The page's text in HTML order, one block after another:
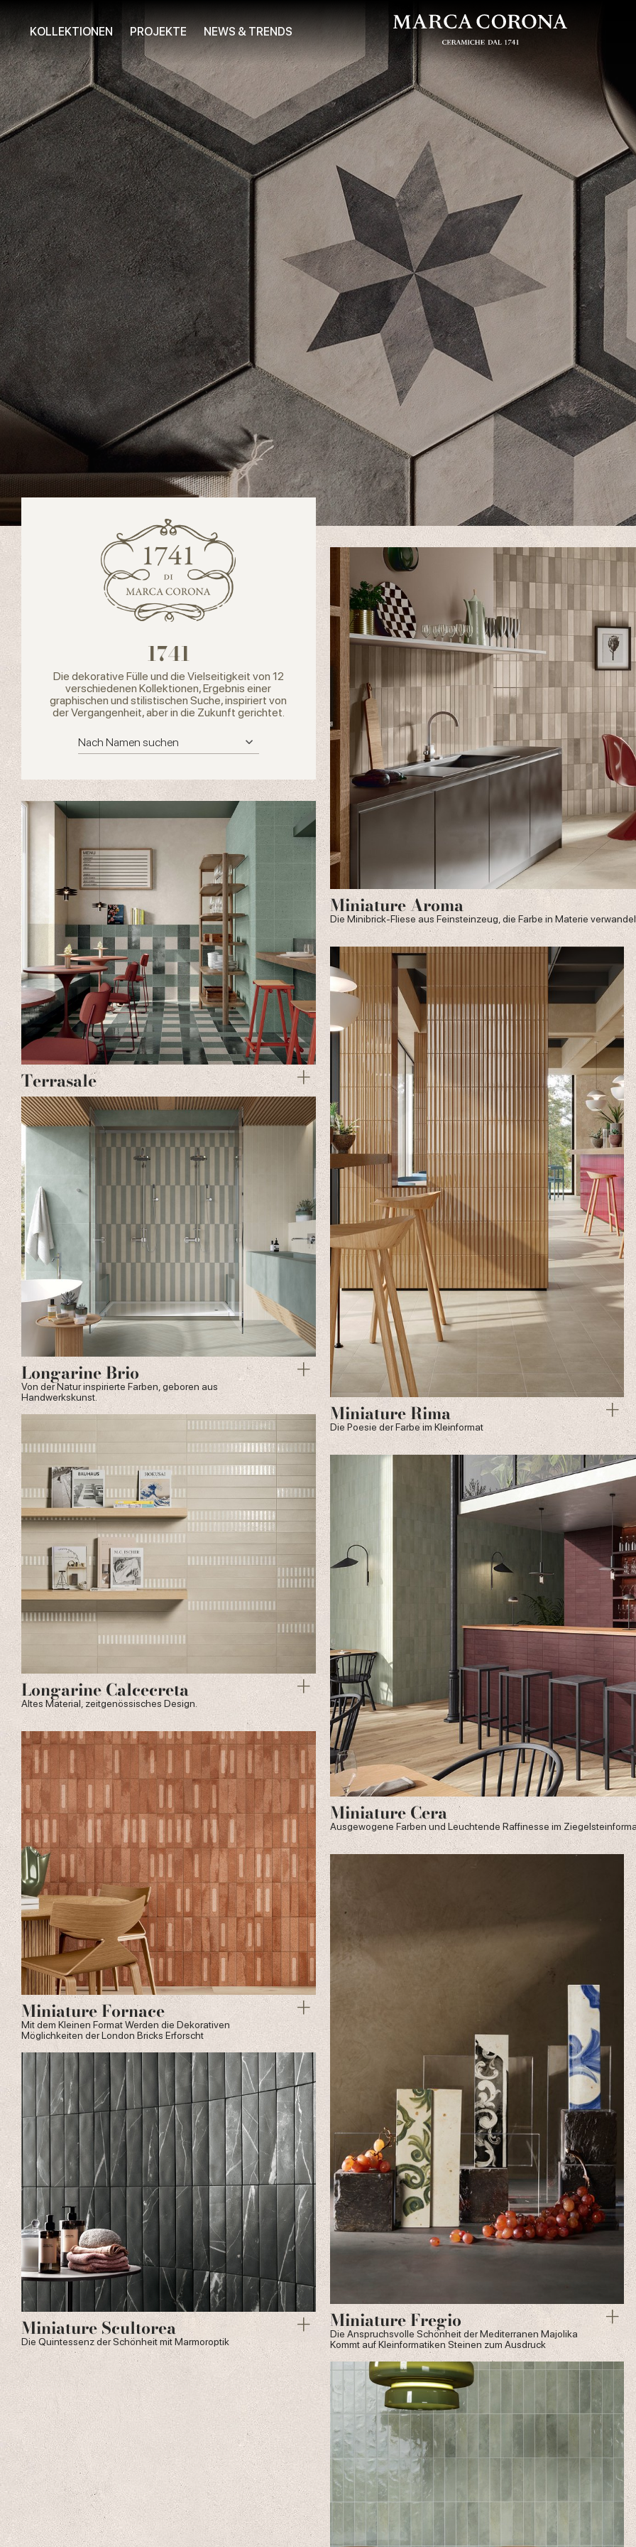
KOLLEKTIONEN PROJEKTE NEWS & TRENDS
1741
Die dekorative Fülle und die Vielseitigkeit von 12
verschiedenen Kollektionen, Ergebnis einer
graphischen und stilistischen Suche, inspiriert von
der Vergangenheit, aber in die Zukunft gerichtet.
Miniature Aroma
Die Minibrick-Fliese aus Feinsteinzeug, die Farbe in Materie
Terrasale
Miniature Rima
Die Poesie der Farbe im Kleinformat
Longarine Brio
Von der Natur inspirierte Farben, geboren aus
Handwerkskunst.
Longarine Calcecreta
Altes Material, zeitgenössisches Design.
Miniature Cera
Ausgewogene Farben und Leuchtende Raffinesse im
Miniature Fornace
Mit dem Kleinen Format Werden die Dekorativen
Möglichkeiten der London Bricks Erforscht
Miniature Fregio
Die Anspruchsvolle Schönheit der Mediterranen Majolika
Kommt auf Kleinformatiken Steinen zum Ausdruck
Miniature Scultorea
Die Quintessenz der Schönheit mit Marmoroptik